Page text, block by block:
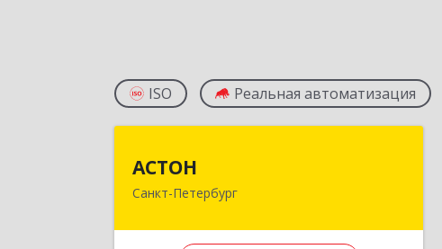
ISO Реальная автоматизация
АСТОН
Санкт-Петербург
196210, Санкт-Петербург г, Пилотов